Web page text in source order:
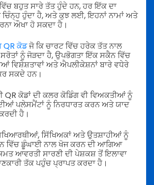
ਬਹੁਤ ਸਾਰੇ ਤੱਤ ਹੁੰਦੇ ਹਨ, ਹਰ ਇੱਕ ਦਾ
ਹੁੰਦਾ ਹੈ, ਅਤੇ ਕੁਝ ਲਈ, ਇਹਨਾਂ ਨਾਮਾਂ ਅਤੇ
ਔਖਾ ਹੋ ਸਕਦਾ ਹੈ।
QR ਕੋਡਜੋ ਕਿ ਚਾਰਟ ਵਿੱਚ ਹਰੇਕ ਤੱਤ ਨਾਲ
ਨੂੰ ਜੋੜਦਾ ਹੈ, ਉਪਭੋਗਤਾ ਇੱਕ ਸਕੈਨ ਵਿੱਚ
ਵਿਸ਼ੇਸ਼ਤਾਵਾਂ ਅਤੇ ਐਪਲੀਕੇਸ਼ਨਾਂ ਬਾਰੇ ਵਧੇਰੇ
ਸਕਦੇ ਹਨ।
QR ਕੋਡਾਂ ਦੀ ਕਲਰ ਕੋਡਿੰਗ ਵੀ ਵਿਅਕਤੀਆਂ ਨੂੰ
ਪਲੇਸਮੈਂਟਾਂ ਨੂੰ ਨਿਰਧਾਰਤ ਕਰਨ ਅਤੇ ਯਾਦ
ਹੈ।
ਸਿੱਖਿਅਕਾਂ ਅਤੇ ਉਤਸ਼ਾਹੀਆਂ ਨੂੰ
ਵਿੱਚ ਡੂੰਘਾਈ ਨਾਲ ਖੋਜ ਕਰਨ ਦੀ ਆਗਿਆ
ਆਵਰਤੀ ਸਾਰਣੀ ਦੀ ਪੇਸ਼ਕਸ਼ ਤੋਂ ਇਲਾਵਾ
ਤੱਕ ਪਹੁੰਚ ਪ੍ਰਾਪਤ ਕਰਦਾ ਹੈ।